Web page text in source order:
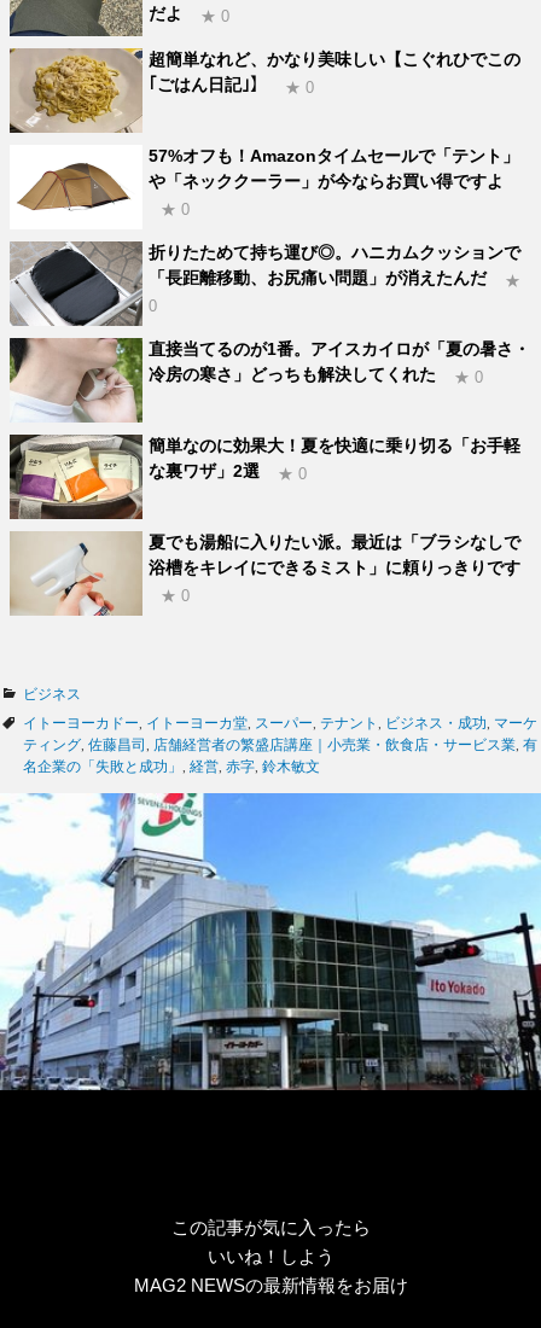
だよ
★ 0
超簡単なれど、かなり美味しい【こぐれひでこの
｢ごはん日記｣】
★ 0
57%オフも！Amazonタイムセールで「テント」
や「ネッククーラー」が今ならお買い得ですよ
★ 0
折りたためて持ち運び◎。ハニカムクッションで
「長距離移動、お尻痛い問題」が消えたんだ
★
0
直接当てるのが1番。アイスカイロが「夏の暑さ・
冷房の寒さ」どっちも解決してくれた
★ 0
簡単なのに効果大！夏を快適に乗り切る「お手軽
な裏ワザ」2選
★ 0
夏でも湯船に入りたい派。最近は「ブラシなしで
浴槽をキレイにできるミスト」に頼りっきりです
★ 0
カ
テ
ゴ
リ
ビジネス
タ
グ
イトーヨーカドー イトーヨーカ堂 スーパー テナント ビジネス・成功
マーケ
ティング 佐藤昌司 店舗経営者の繁盛店講座｜小売業・飲食店・サービス業 有
名企業の「失敗と成功」
経営 赤字 鈴木敏文
この記事が気に入ったら
いいね！しよう
MAG2 NEWSの最新情報をお届け